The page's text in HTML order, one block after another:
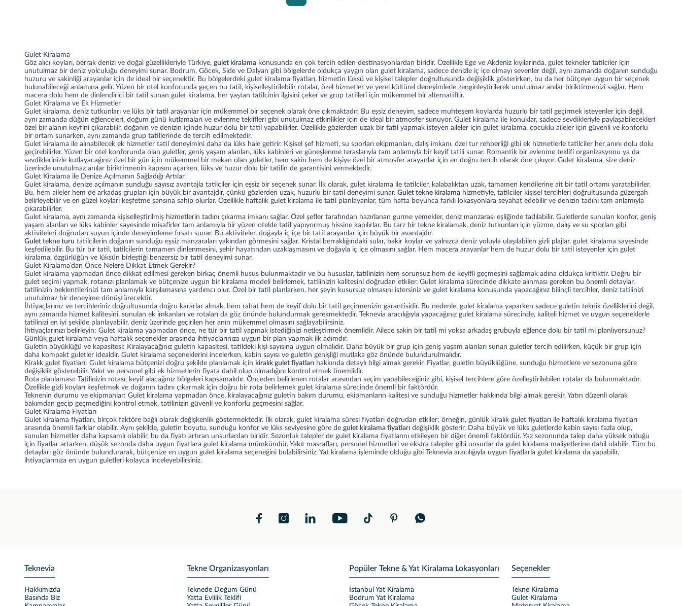
Gulet Kiralama
Göz alıcı koyları, berrak denizi ve doğal güzellikleriyle Türkiye, gulet kiralama konusunda en çok tercih edilen destinasyonlardan biridir. Özellikle Ege ve Akdeniz kıyılarında, gulet tekneler tatilciler için
unutulmaz bir deniz yolculuğu deneyimi sunar. Bodrum, Göcek, Side ve Dalyan gibi bölgelerde oldukça yaygın olan gulet kiralama, sadece denizle iç içe olmayı sevenler değil, aynı zamanda doğanın sunduğu
huzuru ve sakinliği arayanlar için de ideal bir seçenektir. Bu bölgelerdeki gulet kiralama fiyatları, hizmetin lüksü ve kişisel talepler doğrultusunda değişiklik gösterirken, bu da her bütçeye uygun bir seçenek
bulunabileceği anlamına gelir. Yüzen bir otel konforunda geçen bu tatil, kişiselleştirilebilir rotalar, özel hizmetler ve yerel kültürel deneyimlerle zenginleştirilerek unutulmaz anılar biriktirmenizi sağlar. Hem
macera dolu hem de dinlendirici bir tatil sunan gulet kiralama, her yaştan tatilcinin ilgisini çeker ve grup tatilleri için mükemmel bir alternatiftir.
Gulet Kiralama ve Ek Hizmetler
Gulet kiralama, deniz tutkunları ve lüks bir tatil arayanlar için mükemmel bir seçenek olarak öne çıkmaktadır. Bu eşsiz deneyim, sadece muhteşem koylarda huzurlu bir tatil geçirmek isteyenler için değil,
aynı zamanda düğün eğlenceleri, doğum günü kutlamaları ve evlenme teklifleri gibi unutulmaz etkinlikler için de ideal bir atmosfer sunuyor. Gulet kiralama ile konuklar, sadece sevdikleriyle paylaşabilecekleri
özel bir alanın keyfini çıkarabilir, doğanın ve denizin içinde huzur dolu bir tatil yapabilirler. Özellikle gözlerden uzak bir tatil yapmak isteyen aileler için gulet kiralama, çocuklu aileler için güvenli ve konforlu
bir ortam sunarken, aynı zamanda grup tatillerinde de tercih edilmektedir.
Gulet kiralama ile alınabilecek ek hizmetler tatil deneyimini daha da lüks hale getirir. Kişisel şef hizmeti, su sporları ekipmanları, dalış imkanı, özel tur rehberliği gibi ek hizmetlerle tatilciler her anını dolu dolu
geçirebilirler. Yüzen bir otel konforunda olan guletler, geniş yaşam alanları, lüks kabinleri ve güneşlenme teraslarıyla tam anlamıyla bir keyif tatili sunar. Romantik bir evlenme teklifi organizasyonu ya da
sevdiklerinizle kutlayacağınız özel bir gün için mükemmel bir mekan olan guletler, hem sakin hem de kişiye özel bir atmosfer arayanlar için en doğru tercih olarak öne çıkıyor. Gulet kiralama, size deniz
üzerinde unutulmaz anılar biriktirmenin kapısını açarken, lüks ve huzur dolu bir tatilin de garantisini vermektedir.
Gulet Kiralama ile Denize Açılmanın Sağladığı Artılar
Gulet kiralama, denize açılmanın sunduğu sayısız avantajla tatilciler için eşsiz bir seçenek sunar. İlk olarak, gulet kiralama ile tatilciler, kalabalıktan uzak, tamamen kendilerine ait bir tatil ortamı yaratabilirler.
Bu, hem aileler hem de arkadaş grupları için büyük bir avantajdır, çünkü gözlerden uzak, huzurlu bir tatil deneyimi sunar. Gulet tekne kiralama hizmetiyle, tatilciler kişisel tercihleri doğrultusunda güzergah
belirleyebilir ve en güzel koyları keşfetme şansına sahip olurlar. Özellikle haftalık gulet kiralama ile tatil planlayanlar, tüm hafta boyunca farklı lokasyonlara seyahat edebilir ve denizin tadını tam anlamıyla
çıkarabilirler.
Gulet kiralama, aynı zamanda kişiselleştirilmiş hizmetlerin tadını çıkarma imkanı sağlar. Özel şefler tarafından hazırlanan gurme yemekler, deniz manzarası eşliğinde tadılabilir. Guletlerde sunulan konfor, geniş
yaşam alanları ve lüks kabinler sayesinde misafirler tam anlamıyla bir yüzen otelde tatil yapıyormuş hissine kapılırlar. Bu tarz bir tekne kiralamak, deniz tutkunları için yüzme, dalış ve su sporları gibi
aktiviteleri doğrudan suyun içinde deneyimleme fırsatı sunar. Bu aktiviteler, doğayla iç içe bir tatil arayanlar için büyük bir avantajdır.
Gulet tekne turu tatilcilerin doğanın sunduğu eşsiz manzaraları yakından görmesini sağlar. Kristal berraklığındaki sular, bakir koylar ve yalnızca deniz yoluyla ulaşılabilen gizli plajlar, gulet kiralama sayesinde
keşfedilebilir. Bu tür bir tatil, tatilcilerin tamamen dinlenmesini, şehir hayatından uzaklaşmasını ve doğayla iç içe olmasını sağlar. Hem macera arayanlar hem de huzur dolu bir tatil isteyenler için gulet
kiralama, özgürlüğün ve lüksün birleştiği benzersiz bir tatil deneyimi sunar.
Gulet Kiralama’dan Önce Nelere Dikkat Etmek Gerekir?
Gulet kiralama yapmadan önce dikkat edilmesi gereken birkaç önemli husus bulunmaktadır ve bu hususlar, tatilinizin hem sorunsuz hem de keyifli geçmesini sağlamak adına oldukça kritiktir. Doğru bir
gulet seçimi yapmak, rotanızı planlamak ve bütçenize uygun bir kiralama modeli belirlemek, tatilinizin kalitesini doğrudan etkiler. Gulet kiralama sürecinde dikkate alınması gereken bu önemli detaylar,
tatilinizin beklentilerinizi tam anlamıyla karşılamasına yardımcı olur. Özel bir tatil planlarken, her şeyin kusursuz olmasını istersiniz ve gulet kiralama konusunda yapacağınız bilinçli tercihler, deniz tatilinizi
unutulmaz bir deneyime dönüştürecektir.
İhtiyaçlarınız ve tercihleriniz doğrultusunda doğru kararlar almak, hem rahat hem de keyif dolu bir tatil geçirmenizin garantisidir. Bu nedenle, gulet kiralama yaparken sadece guletin teknik özelliklerini değil,
aynı zamanda hizmet kalitesini, sunulan ek imkanları ve rotaları da göz önünde bulundurmak gerekmektedir. Teknevia aracılığıyla yapacağınız gulet kiralama sürecinde, kaliteli hizmet ve uygun seçeneklerle
tatilinizi en iyi şekilde planlayabilir, deniz üzerinde geçirilen her anın mükemmel olmasını sağlayabilirsiniz.
İhtiyaçlarınızı belirleyin: Gulet kiralama yapmadan önce, ne tür bir tatil yapmak istediğinizi netleştirmek önemlidir. Ailece sakin bir tatil mi yoksa arkadaş grubuyla eğlence dolu bir tatil mi planlıyorsunuz?
Günlük gulet kiralama veya haftalık seçenekler arasında ihtiyaçlarınıza uygun bir plan yapmak ilk adımdır.
Guletin büyüklüğü ve kapasitesi: Kiralayacağınız guletin kapasitesi, tatildeki kişi sayısına uygun olmalıdır. Daha büyük bir grup için geniş yaşam alanları sunan guletler tercih edilirken, küçük bir grup için
daha kompakt guletler idealdir. Gulet kiralama seçeneklerini incelerken, kabin sayısı ve guletin genişliği mutlaka göz önünde bulundurulmalıdır.
Kiralık gulet fiyatları: Gulet kiralama bütçenizi doğru şekilde planlamak için kiralık gulet fiyatları hakkında detaylı bilgi almak gerekir. Fiyatlar, guletin büyüklüğüne, sunduğu hizmetlere ve sezonuna göre
değişiklik gösterebilir. Yakıt ve personel gibi ek hizmetlerin fiyata dahil olup olmadığını kontrol etmek önemlidir.
Rota planlaması: Tatilinizin rotası, keyif alacağınız bölgeleri kapsamalıdır. Önceden belirlenen rotalar arasından seçim yapabileceğiniz gibi, kişisel tercihlere göre özelleştirilebilen rotalar da bulunmaktadır.
Özellikle gizli koyları keşfetmek ve doğanın tadını çıkarmak için doğru bir rota belirlemek gulet kiralama sürecinde önemli bir faktördür.
Teknenin durumu ve ekipmanlar: Gulet kiralama yapmadan önce, kiralayacağınız guletin bakım durumu, ekipmanların kalitesi ve sunduğu hizmetler hakkında bilgi almak gerekir. Yatın düzenli olarak
bakımdan geçip geçmediğini kontrol etmek, tatilinizin güvenli ve konforlu geçmesini sağlar.
Gulet Kiralama Fiyatları
Gulet kiralama fiyatları, birçok faktöre bağlı olarak değişkenlik göstermektedir. İlk olarak, gulet kiralama süresi fiyatları doğrudan etkiler; örneğin, günlük kiralık gulet fiyatları ile haftalık kiralama fiyatları
arasında önemli farklar olabilir. Aynı şekilde, guletin boyutu, sunduğu konfor ve lüks seviyesine göre de gulet kiralama fiyatları değişiklik gösterir. Daha büyük ve lüks guletlerde kabin sayısı fazla olup,
sunulan hizmetler daha kapsamlı olabilir, bu da fiyatı artıran unsurlardan biridir. Sezonluk talepler de gulet kiralama fiyatlarını etkileyen bir diğer önemli faktördür. Yaz sezonunda talep daha yüksek olduğu
için fiyatlar artarken, düşük sezonda daha uygun fiyatlara gulet kiralama mümkündür. Yakıt masrafları, personel hizmetleri ve ekstra talepler gibi unsurlar da gulet kiralama maliyetlerine dahil olabilir. Tüm bu
detayları göz önünde bulundurarak, bütçenize en uygun gulet kiralama seçeneğini bulabilirsiniz. Yat kiralama işleminde olduğu gibi Teknevia aracılığıyla uygun fiyatlarla gulet kiralama da yapabilir,
ihtiyaçlarınıza en uygun guletleri kolayca inceleyebilirsiniz.
Teknevia
Hakkımızda
Basında Biz
Tekne Organizasyonları
Teknede Doğum Günü
Yatta Evlilik Teklifi
Popüler Tekne & Yat Kiralama Lokasyonları
İstanbul Yat Kiralama
Bodrum Yat Kiralama
Seçenekler
Tekne Kiralama
Gulet Kiralama